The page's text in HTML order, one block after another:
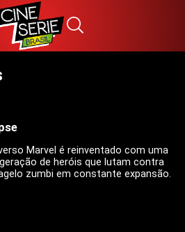
Marvel é reinventado com uma
de heróis que lutam contra
zumbi em constante expansão.